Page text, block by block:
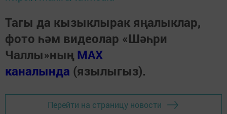
Тагы да кызыклырак яңалыклар,
фото һәм видеолар «Шәһри
Чаллы»ның MAX
каналында (язылыгыз).
Перейти на страницу новости